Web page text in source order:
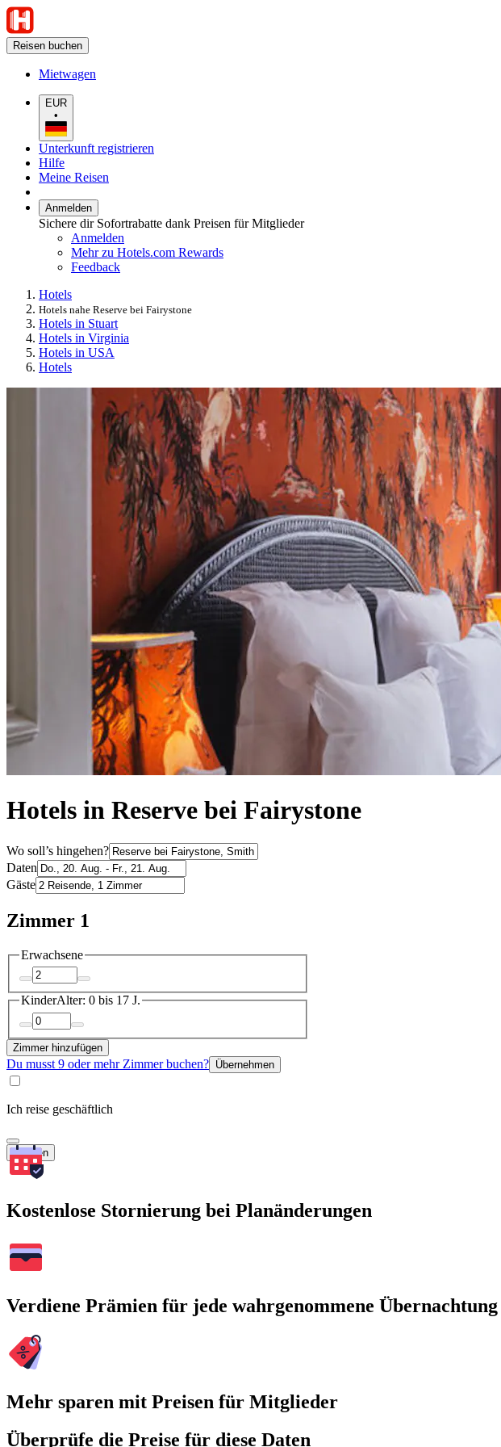
Reisen buchen
Mietwagen
EUR
•
Unterkunft registrieren
Hilfe
Meine Reisen
Anmelden
Sichere dir Sofortrabatte dank Preisen für Mitglieder
Anmelden
Mehr zu Hotels.com Rewards
Feedback
Hotels
Hotels nahe Reserve bei Fairystone
Hotels in Stuart
Hotels in Virginia
Hotels in USA
Hotels
Hotels in Reserve bei Fairystone
Wo soll’s hingehen?
Daten
Gäste
Zimmer 1
Erwachsene
KinderAlter: 0 bis 17 J.
Zimmer hinzufügen
Du musst 9 oder mehr Zimmer buchen? Übernehmen
Ich reise geschäftlich
Suchen
Kostenlose Stornierung bei Planänderungen
Verdiene Prämien für jede wahrgenommene Übernachtung
Mehr sparen mit Preisen für Mitglieder
Überprüfe die Preise für diese Daten